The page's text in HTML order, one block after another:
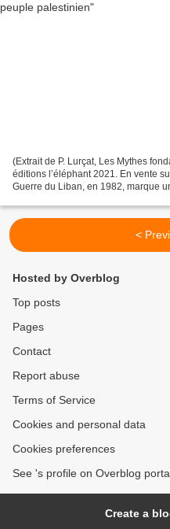
(Extrait de P. Lurçat, Les Mythes
éditions l’éléphant 2021. En vente
Guerre du Liban, en 1982, marque
<
Hosted by Overblog
Top posts
Pages
Contact
Report abuse
Terms of Service
Cookies and personal data
Cookies preferences
See 's profile on Overblog
Create a